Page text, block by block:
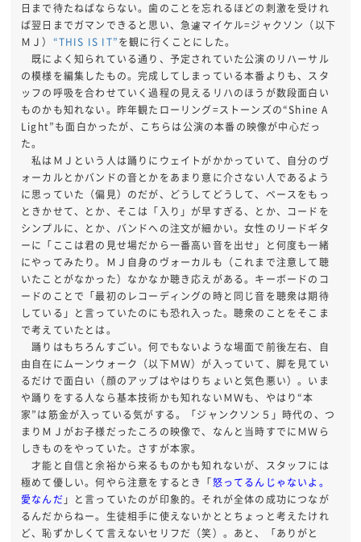
日まで待たねばならない。歯のことを忘れるほどの刺激を受けれ
ば翌日までガマンできると思い、急遽マイケル=ジャクソン（以下
ＭＪ） “THIS IS IT”を観に行くことにした。
既によく知られている通り、予定されていた公演のリハーサル
の模様を編集したもの。完成してしまっている本番よりも、スタ
ッフの呼吸を合わせていく過程の見えるリハのほうが数段面白い
ものかも知れない。昨年観たローリング=ストーンズの“Shine A
Light”も面白かったが、こちらは公演の本番の映像が中心だっ
た。
私はＭＪという人は踊りにウェイトがかかっていて、自分のヴ
ォーカルとかバンドの音とかをあまり意に介さない人であるよう
に思っていた（偏見）のだが、どうしてどうして、ベースをもっ
ときかせて、とか、そこは「入り」が早すぎる、とか、コードを
シンプルに、とか、バンドへの注文が細かい。女性のリードギタ
ーに「ここは君の見せ場だから一番高い音を出せ」と何度も一緒
にやってみたり。ＭＪ自身のヴォーカルも（これまで注意して聴
いたことがなかった）なかなか聴き応えがある。キーボードのコ
ードのことで「最初のレコーディングの時と同じ音を聴衆は期待
している」と言っていたのにも恐れ入った。聴衆のことをそこま
で考えていたとは。
踊りはもちろんすごい。何でもないような場面で前後左右、自
由自在にムーンウォーク（以下ＭＷ）が入っていて、脚を見てい
るだけで面白い（顔のアップはやはりちょいと気色悪い）。いま
や踊りをする人なら基本技術かも知れないＭＷも、やはり“本
家”は筋金が入っている気がする。「ジャンクソン５」時代の、つ
まりＭＪがお子様だったころの映像で、なんと当時すでにＭＷら
しきものをやっていた。さすが本家。
才能と自信と余裕から来るものかも知れないが、スタッフには
極めて優しい。何やら注意をするとき「怒ってるんじゃないよ。
愛なんだ 」と言っていたのが印象的。それが全体の成功につなが
るんだからねー。生徒相手に使えないかととちょっと考えたけれ
ど、恥ずかしくて言えないセリフだ（笑）。あと、「ありがと